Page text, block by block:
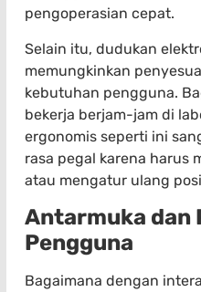
pengoperasian cepat.
Selain itu, dudukan
memungkinkan
kebutuhan pengguna.
bekerja berjam-jam di
ergonomis seperti ini
rasa pegal karena harus
atau mengatur ulang
Antarmuka dan
Pengguna
Bagaimana dengan